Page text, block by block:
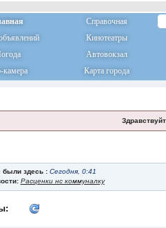
Справочная
Кинотеатры
Автовокзал
камера
Карта города
были здесь : Сегодня, 0:41
Расценки нс коммуналку